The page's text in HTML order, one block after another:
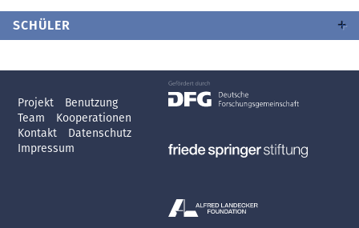
SCHÜLER
Projekt
Benutzung
Team
Kooperationen
Kontakt
Datenschutz
Impressum